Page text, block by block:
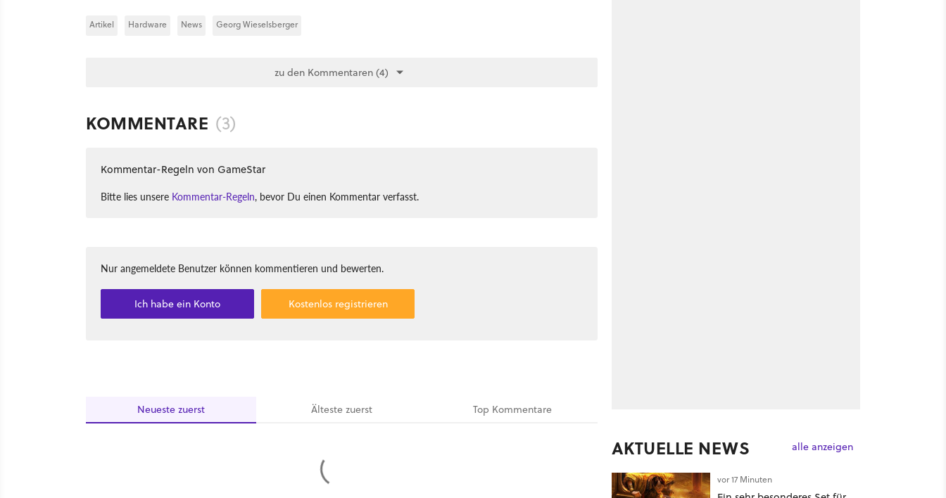
Artikel Hardware News Georg Wieselsberger
zu den Kommentaren (4)
KOMMENTARE (3)
Kommentar-Regeln von GameStar
Bitte lies unsere Kommentar-Regeln, bevor Du einen Kommentar verfasst.
Nur angemeldete Benutzer können kommentieren und bewerten.
Ich habe ein Konto Kostenlos registrieren
Neueste zuerst Ältestezuerst Top Kommentare
AKTUELLE NEWS alle anzeigen
vor 17 Minuten